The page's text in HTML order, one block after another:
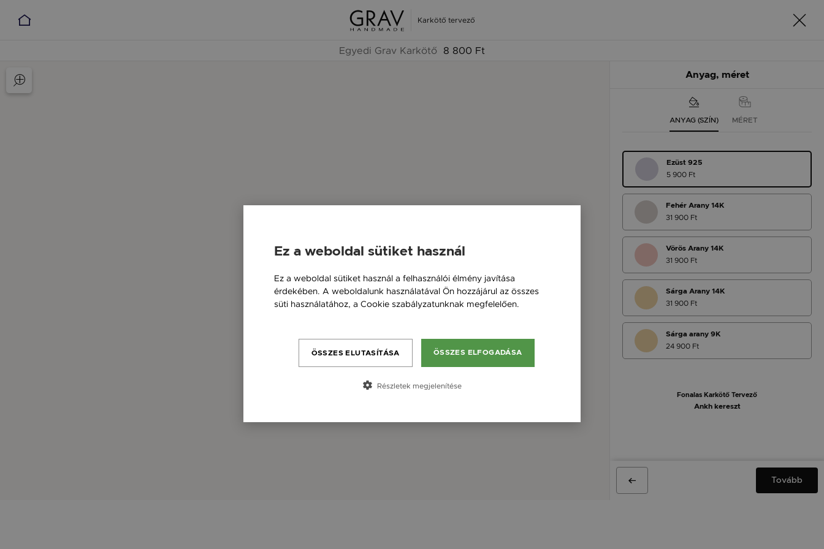
Karkötő tervező
Egyedi Grav Karkötő 8 800 Ft
Anyag, méret
ANYAG (SZÍN) MÉRET
Ezüst 925
5 900 Ft
Fehér Arany 14K
31 900 Ft
Vörös Arany 14K
31 900 Ft
Sárga Arany 14K
31 900 Ft
Sárga arany 9K
24 900 Ft
Fonalas Karkötő Tervező
Ankh kereszt
Tovább
Ez a weboldal sütiket használ
Ez a weboldal sütiket használ a felhasználói élmény javítása
érdekében. A weboldalunk használatával Ön hozzájárul az összes
süti használatához, a Cookie szabályzatunknak megfelelően.
ÖSSZES ELFOGADÁSA
ÖSSZES ELUTASÍTÁSA
Részletek megjelenítése